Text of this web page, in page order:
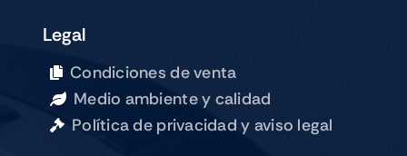
Legal
Condiciones de venta
Medio ambiente y calidad
Política de privacidad y aviso legal